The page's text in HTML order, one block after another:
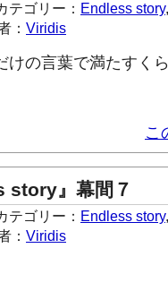
テゴリー： Endless story
： Viridis
けの言葉で満たすく
こ
story』幕間７
テゴリー： Endless story
： Viridis